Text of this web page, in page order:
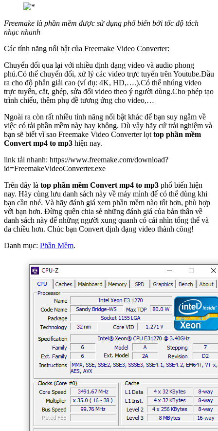
Freemake là phần mềm được sử dụng phổ biến bởi tốc độ tách
nhạc nhanh
Các tính năng nổi bật của Freemake Video Converter:
Chuyển đổi qua lại với nhiều định dạng video và audio phong
phú.Có thể chuyển đổi, xử lý các video trực tuyến trên Youtube.Đầu
ra cho độ phân giải cao (ví dụ: 4K, HD,….).Có thể nhúng video
trực tuyến, cắt, ghép, sửa đổi video theo ý người dùng.Cho phép tạo
trình chiếu, thêm phụ đề tương ứng cho video,…
Ngoài ra còn rất nhiều tính năng nổi bật khác để bạn suy ngẫm về
việc có tải phần mềm này hay không. Dù vậy hãy cứ trải nghiệm và
bạn sẽ biết vì sao Freemake Video Converter lọt top phần mềm
Convert mp4 to mp3 hiện nay.
link tải nhanh: https://www.freemake.com/download?
id=FreemakeVideoConverter.exe
Trên đây là top phần mềm Convert mp4 to mp3 phổ biến hiện
nay. Hãy cùng lưu danh sách này về máy mình để có thể dùng khi
bạn cần nhé. Và hãy đánh giá xem phần mềm nào tốt hơn, phù hợp
với bạn hơn. Đừng quên chia sẻ những đánh giá của bản thân về
danh sách này để những người xung quanh có cái nhìn tổng thể và
đa chiều hơn. Chúc bạn Convert định dạng video thành công!
Danh mục: Phần Mềm.